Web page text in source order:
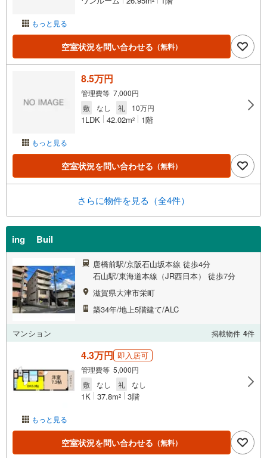
もっと見る
空室状況を問い合わせる （無料）
もっと見る
8.5万円
管理費等 7,000円
敷
なし 礼 10万円
1LDK 42.02m2 1階
空室状況を問い合わせる （無料）
さらに物件を見る（全4件）
ing Buil
唐橋前駅/京阪石山坂本線 徒歩4分
石山駅/東海道本線（JR西日本） 徒歩7分
滋賀県大津市栄町
築34年/地上5階建て/ALC
マンション 掲載物件 4件
もっと見る
4.3万円 即入居可
管理費等 5,000円
敷
なし 礼 なし
1K 37.8m2 3階
空室状況を問い合わせる （無料）